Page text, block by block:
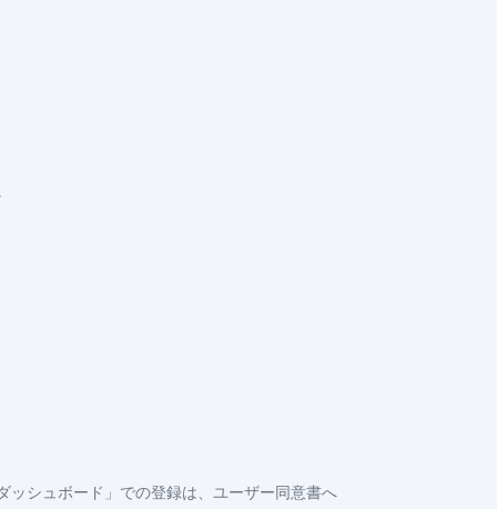
ッシュボード」での登録は、ユーザー同意書へ